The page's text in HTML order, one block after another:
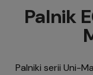
Palnik
Palniki serii Uni-